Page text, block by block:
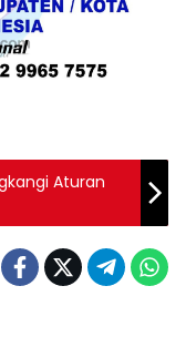
Aturan